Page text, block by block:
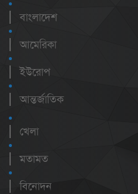
বাংলাদেশ
আমেরিকা
ইউরোপ
আন্তর্জাতিক
খেলা
মতামত
বিনোদন